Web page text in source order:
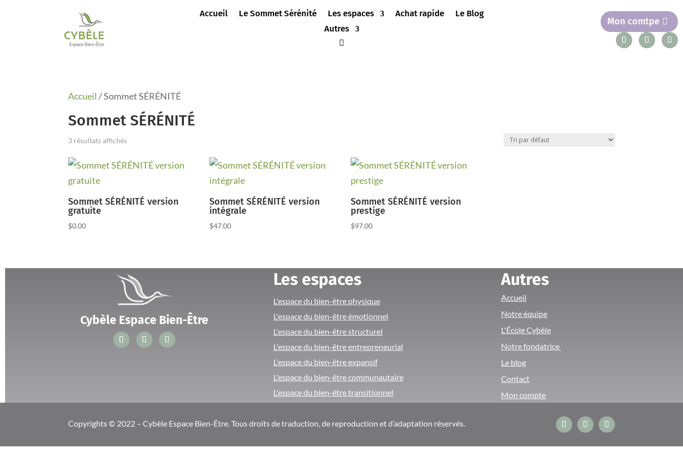
Accueil Le Sommet Sérénité Les espaces Achat rapide
Le Blog
Autres
Mon comtpe
Accueil / Sommet SÉRÉNITÉ
Sommet SÉRÉNITÉ
3 résultats affichés
Sommet SÉRÉNITÉ version
gratuite
$0.00
Sommet SÉRÉNITÉ version
intégrale
$47.00
Sommet SÉRÉNITÉ version
prestige
$97.00
Cybèle Espace Bien-Être
Les espaces
L'espace du bien-être physique
L'espace du bien-être émotionnel
L'espace du bien-être structurel
L'espace du bien-être entrepreneurial
L'espace du bien-être expansif
L'espace du bien-être communautaire
L'espace du bien-être transitionnel
Autres
Accueil
Notre équipe
L'École Cybèle
Notre fondatrice
Le blog
Contact
Mon compte
Copyrights © 2022 – Cybèle Espace Bien-Être. Tous droits de traduction, de reproduction et d’adaptation réservés.